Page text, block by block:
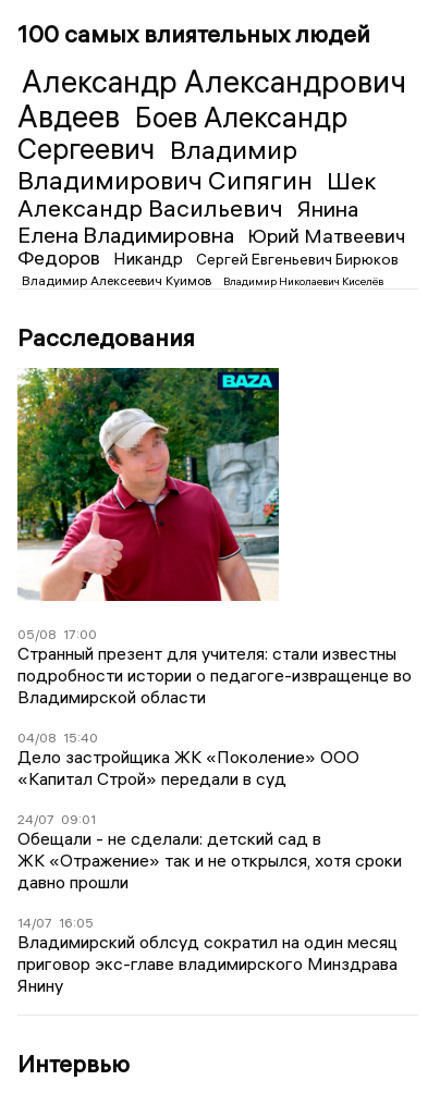
100 самых влиятельных людей
Александр Александрович
Авдеев Боев Александр
Сергеевич Владимир
Владимирович Сипягин Шек
Александр Васильевич
Янина
Елена Владимировна
Юрий Матвеевич
Федоров
Никандр Сергей Евгеньевич Бирюков
Владимир Алексеевич Куимов Владимир Николаевич Киселёв
Расследования
05/08 17:00
Странный презент для учителя: стали известны
подробности истории о педагоге-извращенце во
Владимирской области
04/08 15:40
Дело застройщика ЖК «Поколение» ООО
«Капитал Строй» передали в суд
24/07 09:01
Обещали - не сделали: детский сад в
ЖК «Отражение» так и не открылся, хотя сроки
давно прошли
14/07 16:05
Владимирский облсуд сократил на один месяц
приговор экс-главе владимирского Минздрава
Янину
Интервью